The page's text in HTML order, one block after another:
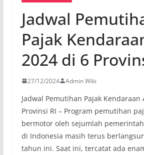
Jadwal
Pajak
2024 di 6
27/12/2024 Admin Wiki
Jadwal Pemutihan Pajak Kendaraan
Provinsi RI – Program pemutihan
bermotor oleh sejumlah
di Indonesia masih terus
tahun ini. Saat ini, tercatat ada